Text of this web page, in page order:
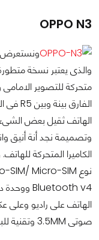
OPPO N3
الهاتف ثقيل بعض الشىء
وتصميمة نجد أنة أنيق
صوتى 3.5MM وتقنية للبصمة سأقوم بذكرها لاحقا .